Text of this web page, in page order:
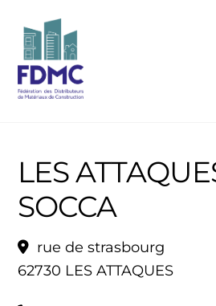
content
LES
SOCCA
rue de strasbourg
62730 LES ATTAQUES